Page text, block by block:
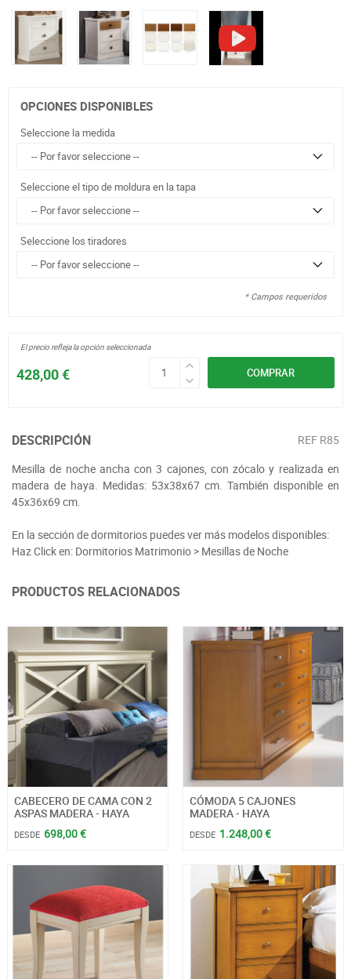
OPCIONES DISPONIBLES
Seleccione la medida
Seleccione el tipo de moldura en la tapa
Seleccione los tiradores
* Campos requeridos
COMPRAR
428,00 €
El precio refleja la opción seleccionada
DESCRIPCIÓN REF R85
Mesilla de noche ancha con 3 cajones, con zócalo y realizada en
madera de haya. Medidas: 53x38x67 cm. También disponible en
45x36x69 cm.
En la sección de dormitorios puedes ver más modelos disponibles:
Haz Click en: Dormitorios Matrimonio > Mesillas de Noche
PRODUCTOS RELACIONADOS
CABECERO DE CAMA CON 2
ASPAS MADERA - HAYA
DESDE 698,00 €
CÓMODA 5 CAJONES
MADERA - HAYA
DESDE 1.248,00 €